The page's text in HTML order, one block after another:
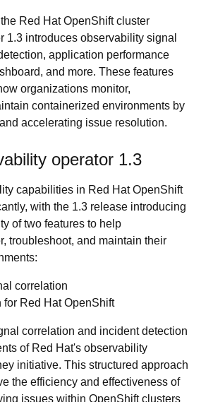
Red Hat OpenShift cluster
1.3 introduces observability signal
application performance
and more. These features
organizations monitor,
containerized environments by
accelerating issue resolution.
operator 1.3
capabilities in Red Hat OpenShift
with the 1.3 release introducing
of two features to help
troubleshoot, and maintain their
correlation
for Red Hat OpenShift
correlation and incident detection
of Red Hat's observability
initiative. This structured approach
the efficiency and effectiveness of
issues within OpenShift clusters